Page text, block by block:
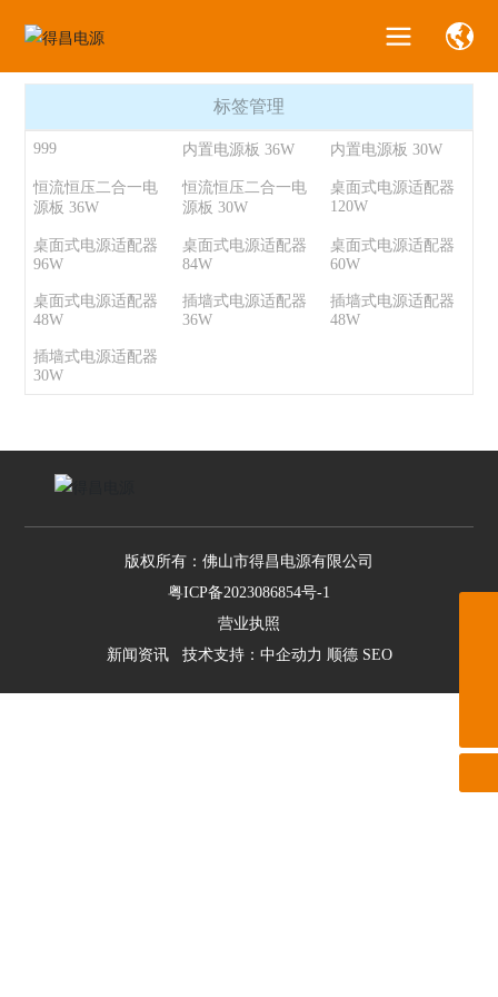
标签管理
999 内置电源板 36W 内置电源板 30W
恒流恒压二合一电
源板 36W
恒流恒压二合一电
源板 30W
桌面式电源适配器
120W
桌面式电源适配器
96W
桌面式电源适配器
84W
桌面式电源适配器
60W
桌面式电源适配器
48W
插墙式电源适配器
36W
插墙式电源适配器
48W
插墙式电源适配器
30W
版权所有：佛山市得昌电源有限公司
粤ICP备2023086854号-1
营业执照
新闻资讯技术支持： 中企动力 顺德 SEO
charles@dcdy88.com